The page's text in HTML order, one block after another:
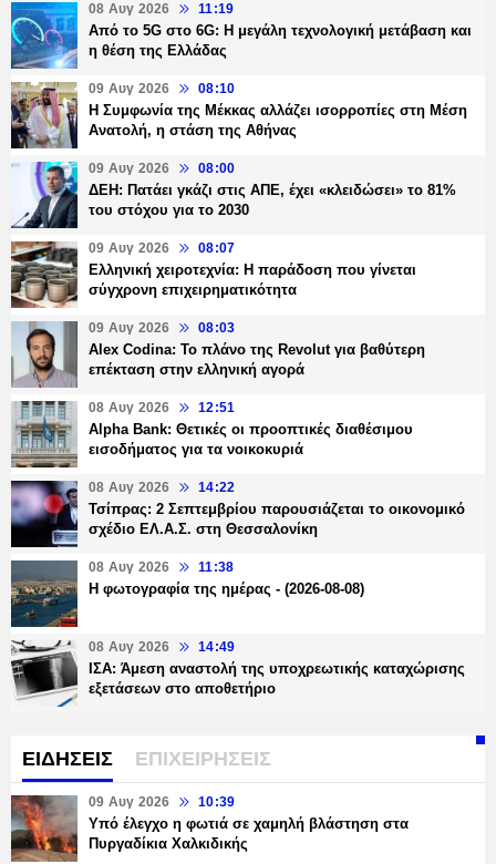
08 Αυγ 2026 11:19
Από το 5G στο 6G: Η μεγάλη τεχνολογική μετάβαση και
η θέση της Ελλάδας
09 Αυγ 2026 08:10
Η Συμφωνία της Μέκκας αλλάζει ισορροπίες στη Μέση
Ανατολή, η στάση της Αθήνας
09 Αυγ 2026 08:00
ΔΕΗ: Πατάει γκάζι στις ΑΠΕ, έχει «κλειδώσει» το 81%
του στόχου για το 2030
09 Αυγ 2026 08:07
Ελληνική χειροτεχνία: Η παράδοση που γίνεται
σύγχρονη επιχειρηματικότητα
09 Αυγ 2026 08:03
Alex Codina: Το πλάνο της Revolut για βαθύτερη
επέκταση στην ελληνική αγορά
08 Αυγ 2026 12:51
Alpha Bank: Θετικές οι προοπτικές διαθέσιμου
εισοδήματος για τα νοικοκυριά
08 Αυγ 2026 14:22
Τσίπρας: 2 Σεπτεμβρίου παρουσιάζεται το οικονομικό
σχέδιο ΕΛ.Α.Σ. στη Θεσσαλονίκη
08 Αυγ 2026 11:38
Η φωτογραφία της ημέρας - (2026-08-08)
08 Αυγ 2026 14:49
ΙΣΑ: Άμεση αναστολή της υποχρεωτικής καταχώρισης
εξετάσεων στο αποθετήριο
ΕΙΔΗΣΕΙΣ ΕΠΙΧΕΙΡΗΣΕΙΣ
09 Αυγ 2026 10:39
Υπό έλεγχο η φωτιά σε χαμηλή βλάστηση στα
Πυργαδίκια Χαλκιδικής